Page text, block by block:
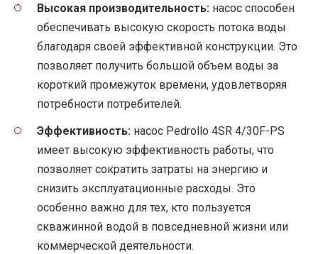
Высокая производительность: насос способен
обеспечивать высокую скорость потока воды
благодаря своей эффективной конструкции. Это
позволяет получить большой объем воды за
короткий промежуток времени, удовлетворяя
потребности потребителей.
Эффективность: насос Pedrollo 4SR 4/30F-PS
имеет высокую эффективность работы, что
позволяет сократить затраты на энергию и
снизить эксплуатационные расходы. Это
особенно важно для тех, кто пользуется
скважинной водой в повседневной жизни или
коммерческой деятельности.